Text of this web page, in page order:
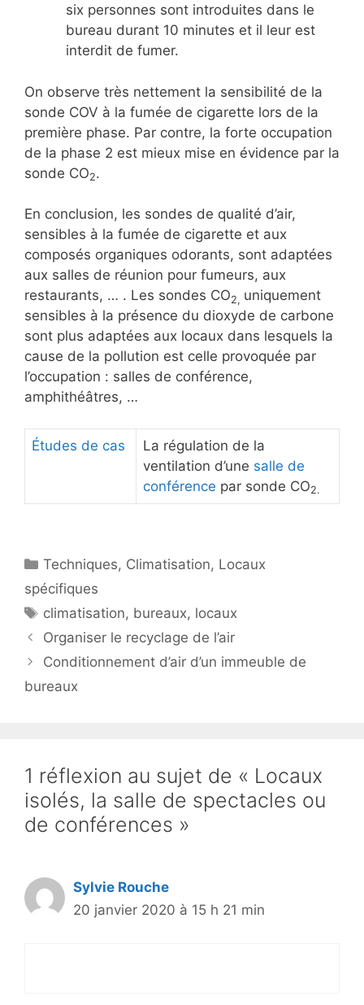
six personnes sont introduites dans le
bureau durant 10 minutes et il leur est
interdit de fumer.
On observe très nettement la sensibilité de la
sonde COV à la fumée de cigarette lors de la
première phase. Par contre, la forte occupation
de la phase 2 est mieux mise en évidence par la
sonde CO2.
En conclusion, les sondes de qualité d’air,
sensibles à la fumée de cigarette et aux
composés organiques odorants, sont adaptées
aux salles de réunion pour fumeurs, aux
restaurants, … . Les sondes CO2, uniquement
sensibles à la présence du dioxyde de carbone
sont plus adaptées aux locaux dans lesquels la
cause de la pollution est celle provoquée par
l’occupation : salles de conférence,
amphithéâtres, …
Études de cas
La régulation de la
ventilation d’une salle de
conférence par sonde CO2.
Catégories
Techniques, Climatisation, Locaux
spécifiques
Étiquettes
climatisation, bureaux, locaux
Organiser le recyclage de l’air
Conditionnement d’air d’un immeuble de
bureaux
1 réflexion au sujet de « Locaux
isolés, la salle de spectacles ou
de conférences »
Sylvie Rouche
20 janvier 2020 à 15 h 21 min